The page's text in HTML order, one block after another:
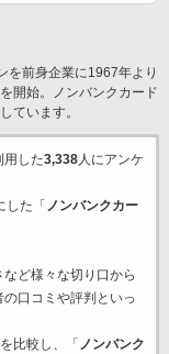
を前身企業に1967年より
開始。ノンバンクカード
ています。
用した3,338人にアンケ
した「 ノンバンクカー
ど様々な切り口から
口コミや評判といっ
比較し、「 ノンバンク